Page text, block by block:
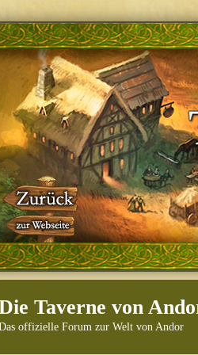
Taverne von
offizielle Forum zur Welt von Andor